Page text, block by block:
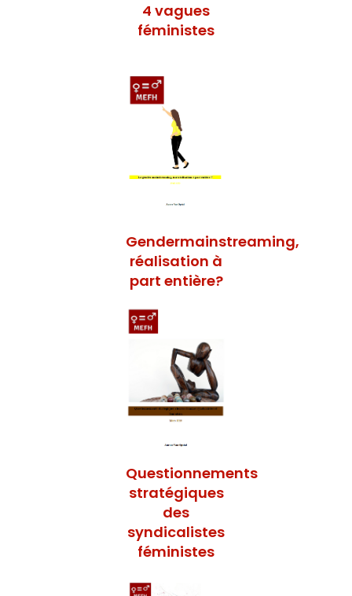
4 vagues
féministes
Gendermainstreaming,
réalisation à
part entière?
Questionnements
stratégiques
des
syndicalistes
féministes